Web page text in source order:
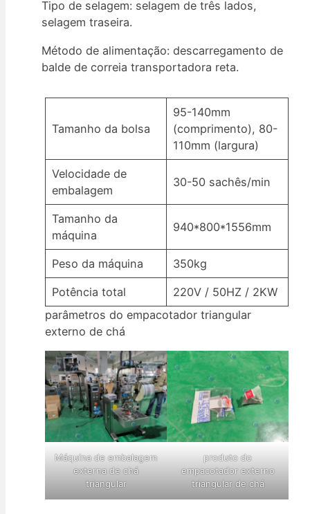
Tipo de selagem: selagem de três lados,
selagem traseira.
Método de alimentação: descarregamento de
balde de correia transportadora reta.
Tamanho da bolsa
95-140mm
(comprimento), 80-
110mm (largura)
Velocidade de
embalagem
30-50 sachês/min
Tamanho da
máquina
940*800*1556mm
Peso da máquina 350kg
Potência total
220V / 50HZ / 2KW
parâmetros do empacotador triangular
externo de chá
Máquina de embalagem
externa de chá
triangular
produto do
empacotador externo
triangular de chá